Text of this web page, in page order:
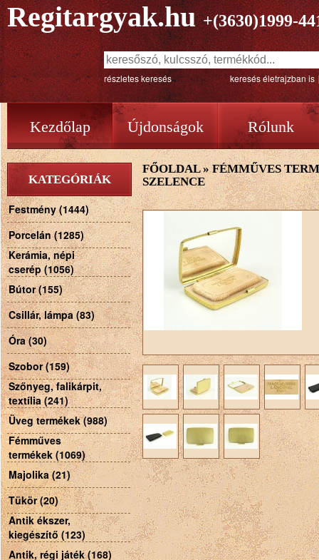
Regitargyak.hu +(3630)1999-
részletes keresés keresés életrajzban is
Kezdőlap Újdonságok Rólunk
KATEGÓRIÁK
Festmény (1444)
Porcelán (1285)
Kerámia, népi
cserép (1056)
Bútor (155)
Csillár, lámpa (83)
Óra (30)
Szobor (159)
Szőnyeg, falikárpit,
textília (241)
Üveg termékek (988)
Fémműves
termékek (1069)
Majolika (21)
Tükör (20)
Antik ékszer,
kiegészítő (123)
Antik, régi játék (168)
FŐOLDAL»FÉMMŰVES
SZELENCE